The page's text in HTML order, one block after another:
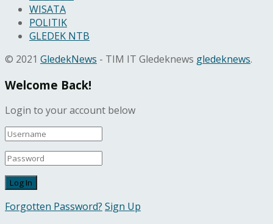
WISATA
POLITIK
GLEDEK NTB
© 2021 GledekNews - TIM IT Gledeknews gledeknews.
Welcome Back!
Login to your account below
Forgotten Password? Sign Up